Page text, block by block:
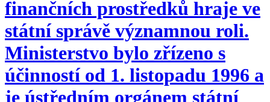
finančních prostředků hraje ve
státní správě významnou roli.
Ministerstvo bylo zřízeno s
účinností od 1. listopadu 1996 a
je ústředním orgánem státní